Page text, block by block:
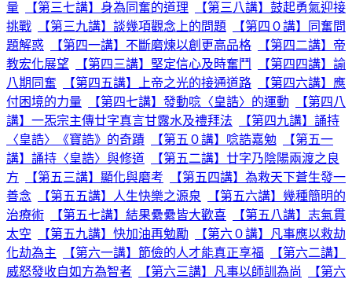
量
【第三七講】身為同奮的道理
【第三八講】鼓起勇氣迎接
挑戰
【第三九講】談幾項觀念上的問題
【第四０講】同奮問
題解惑
【第四一講】不斷磨煉以創更高品格
【第四二講】帝
教宏化展望
【第四三講】堅定信心及時奮鬥
【第四四講】諭
八期同奮
【第四五講】上帝之光的接通道路
【第四六講】應
付困境的力量
【第四七講】發動唸〈皇誥〉的運動
【第四八
講】一炁宗主傳廿字真言甘露水及禮拜法
【第四九講】誦持
〈皇誥〉《寶誥》的奇蹟
【第五０講】唸誥嘉勉
【第五一
講】誦持〈皇誥〉與修道
【第五二講】廿字乃陰陽兩渡之良
方
【第五三講】顯化與磨考
【第五四講】為救天下蒼生發一
善念
【第五五講】人生快樂之源泉
【第五六講】幾種簡明的
治療術
【第五七講】結果纍纍皆大歡喜
【第五八講】志氣貫
太空
【第五九講】快加油再勉勵
【第六０講】凡事應以救劫
化劫為主
【第六一講】節儉的人才能真正享福
【第六二講】
威怒發收自如方為智者
【第六三講】凡事以師訓為尚
【第六